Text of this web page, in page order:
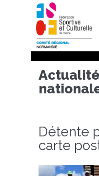
Aller
au
contenu
principal
Détente
carte